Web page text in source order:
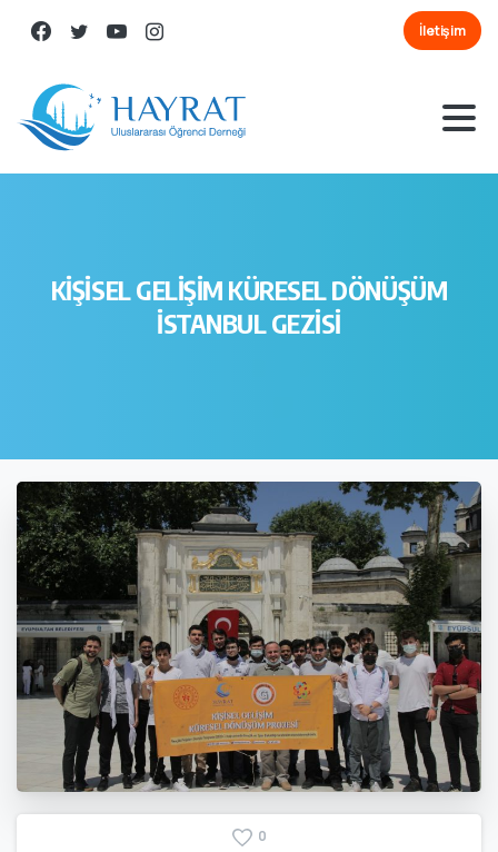
İletişim
KİŞİSELGELİŞİM KÜRESELDÖNÜŞÜM
İSTANBULGEZİSİ
0